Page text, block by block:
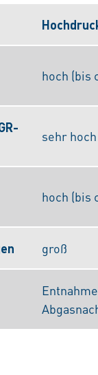
hoch (bis
sehr hoch
hoch (bis
groß